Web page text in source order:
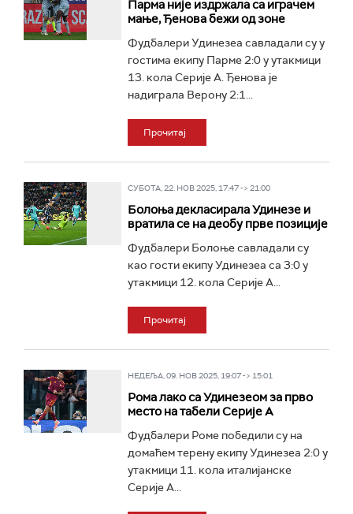
Парма није издржала са играчем
мање, Ђенова бежи од зоне
Фудбалери Удинезеа савладали су у
гостима екипу Парме 2:0 у утакмици
13. кола Серије А. Ђенова је
надиграла Верону 2:1...
Прочитај
СУБОТА, 22. НОВ 2025, 17:47 -> 21:00
Болоња декласирала Удинезе и
вратила се на деобу прве позиције
Фудбалери Болоње савладали су
као гости екипу Удинезеа са 3:0 у
утакмици 12. кола Серије А...
Прочитај
НЕДЕЉА, 09. НОВ 2025, 19:07 -> 15:01
Рома лако са Удинезеом за прво
место на табели Серије А
Фудбалери Роме победили су на
домаћем терену екипу Удинезеа 2:0 у
утакмици 11. кола италијанске
Серије А...